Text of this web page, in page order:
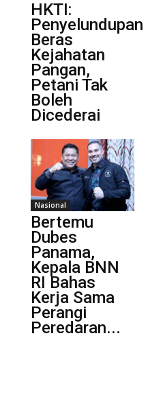
HKTI:
Penyelundupan
Beras
Kejahatan
Pangan,
Petani Tak
Boleh
Dicederai
Nasional
Bertemu
Dubes
Panama,
Kepala BNN
RI Bahas
Kerja Sama
Perangi
Peredaran...